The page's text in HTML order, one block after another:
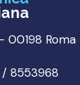
00198 Roma
8553968